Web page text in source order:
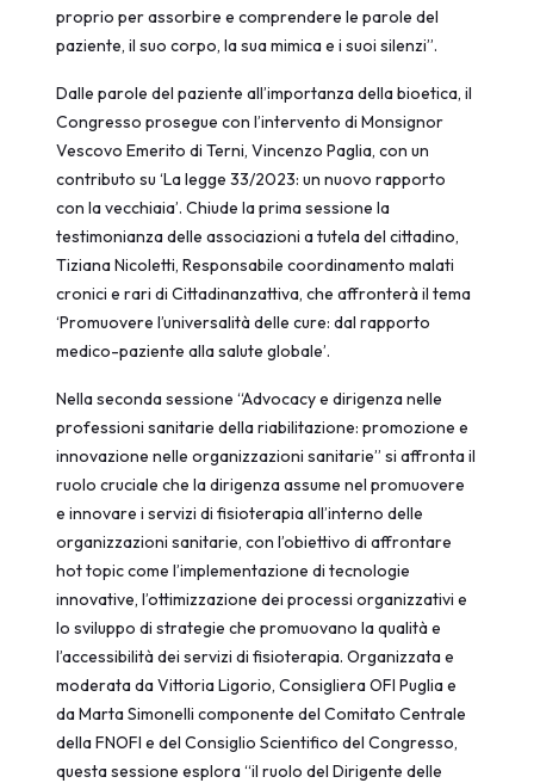
proprio per assorbire e comprendere le parole del
paziente, il suo corpo, la sua mimica e i suoi silenzi”.
Dalle parole del paziente all’importanza della bioetica, il
Congresso prosegue con l’intervento di Monsignor
Vescovo Emerito di Terni, Vincenzo Paglia, con un
contributo su ‘La legge 33/2023: un nuovo rapporto
con la vecchiaia’. Chiude la prima sessione la
testimonianza delle associazioni a tutela del cittadino,
Tiziana Nicoletti, Responsabile coordinamento malati
cronici e rari di Cittadinanzattiva, che affronterà il tema
‘Promuovere l’universalità delle cure: dal rapporto
medico-paziente alla salute globale’.
Nella seconda sessione “Advocacy e dirigenza nelle
professioni sanitarie della riabilitazione: promozione e
innovazione nelle organizzazioni sanitarie” si affronta il
ruolo cruciale che la dirigenza assume nel promuovere
e innovare i servizi di fisioterapia all’interno delle
organizzazioni sanitarie, con l’obiettivo di affrontare
hot topic come l’implementazione di tecnologie
innovative, l’ottimizzazione dei processi organizzativi e
lo sviluppo di strategie che promuovano la qualità e
l’accessibilità dei servizi di fisioterapia. Organizzata e
moderata da Vittoria Ligorio, Consigliera OFI Puglia e
da Marta Simonelli componente del Comitato Centrale
della FNOFI e del Consiglio Scientifico del Congresso,
questa sessione esplora “il ruolo del Dirigente delle